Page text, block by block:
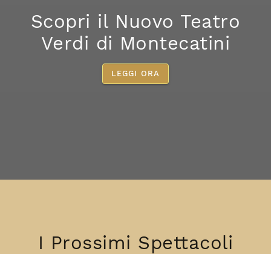
Scopri il Nuovo Teatro
Verdi di Montecatini
LEGGI ORA
I Prossimi Spettacoli